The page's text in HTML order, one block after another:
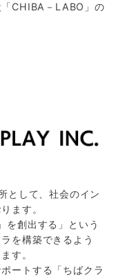
CHIBA－LABO」の
として、社会のイン
ます。
を創出する」という
を構築できるよう
す。
ートする「ちばクラ